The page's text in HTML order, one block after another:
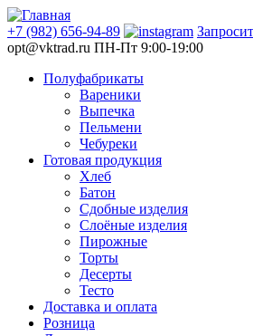
+7 (982) 656-94-89
opt@vktrad.ru ПН-Пт 9:00-19:00
Полуфабрикаты
Вареники
Выпечка
Пельмени
Чебуреки
Готовая продукция
Хлеб
Батон
Сдобные изделия
Слоёные изделия
Пирожные
Торты
Десерты
Тесто
Доставка и оплата
Розница